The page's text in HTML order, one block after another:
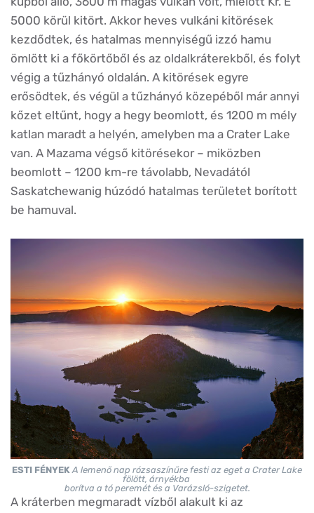
5000 körül kitört. Akkor heves vulkáni kitörések
kezdődtek, és hatalmas mennyiségű izzó hamu
ömlött ki a főkörtőből és az oldalkráterekből, és folyt
végig a tűzhányó oldalán. A kitörések egyre
erősödtek, és végül a tűzhányó közepéből már annyi
kőzet eltűnt, hogy a hegy beomlott, és 1200 m mély
katlan maradt a helyén, amelyben ma a Crater Lake
van. A Mazama végső kitörésekor – miközben
beomlott – 1200 km-re távolabb, Nevadától
Saskatchewanig húzódó hatalmas területet borított
be hamuval.
ESTI FÉNYEKA lemenő nap rózsaszínűre festi az eget a Crater Lake
fölött, árnyékba
borítva a tó peremét és a Varázsló-szigetet.
A kráterben megmaradt vízből alakult ki az